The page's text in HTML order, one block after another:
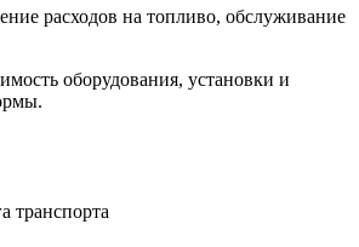
расходов на топливо, обслуживание
оборудования, установки и
транспорта